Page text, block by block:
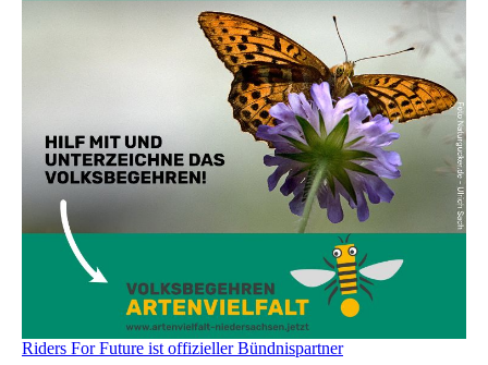
Riders For Future ist offizieller Bündnispartner